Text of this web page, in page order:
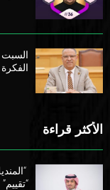
الأكثر قراءة
“تقييم”